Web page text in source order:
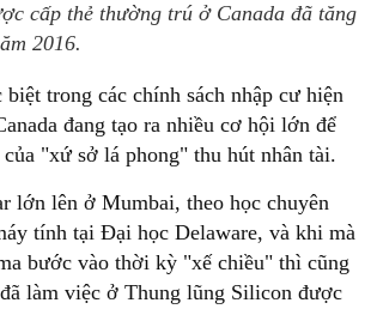
cấp thẻ thường trú ở Canada đã tăng
2016.
trong các chính sách nhập cư hiện
đang tạo ra nhiều cơ hội lớn để
của "xứ sở lá phong" thu hút nhân tài.
lớn lên ở Mumbai, theo học chuyên
tính tại Đại học Delaware, và khi mà
bước vào thời kỳ "xế chiều" thì cũng
làm việc ở Thung lũng Silicon được